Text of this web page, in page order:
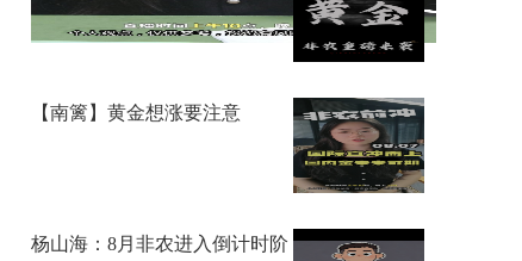
你看涨还是看跌？
【南篱】黄金想涨要注意
杨山海：8月非农进入倒计时阶